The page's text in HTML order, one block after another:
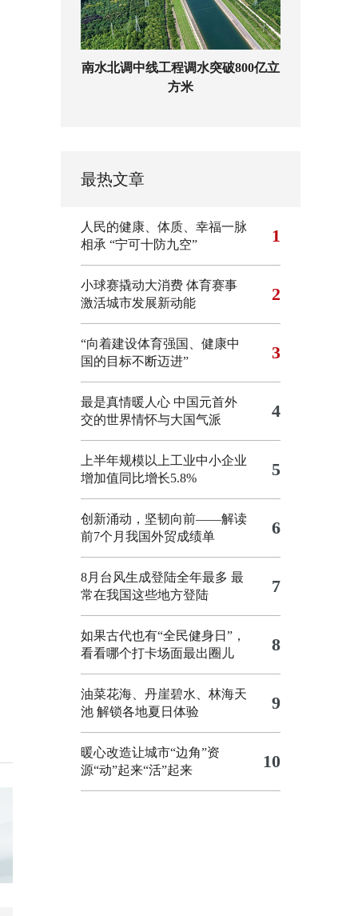
南水北调中线工程调水突破800亿立
方米
最热文章
人民的健康、体质、幸福一脉
相承 “宁可十防九空” 1
小球赛撬动大消费 体育赛事
激活城市发展新动能
2
“向着建设体育强国、健康中
国的目标不断迈进”
3
最是真情暖人心 中国元首外
交的世界情怀与大国气派
4
上半年规模以上工业中小企业
增加值同比增长5.8%
5
创新涌动，坚韧向前——解读
前7个月我国外贸成绩单
6
8月台风生成登陆全年最多 最
常在我国这些地方登陆
7
如果古代也有“全民健身日”，
看看哪个打卡场面最出圈儿
8
油菜花海、丹崖碧水、林海天
池 解锁各地夏日体验
9
暖心改造让城市“边角”资
源“动”起来“活”起来
10